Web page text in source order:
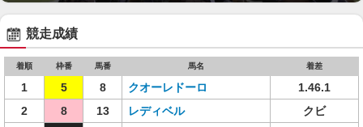
競走成績
着順 枠番 馬番 馬名 着差
1 5 8 クオーレドーロ
1.46.1
2
8 13 レディベル
クビ